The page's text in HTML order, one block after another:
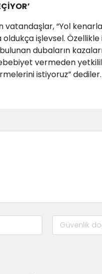
vatandaşlar, “Yol
işlevsel.
dubaların
vermeden
istiyoruz” dediler.